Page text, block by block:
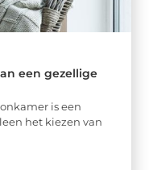
een gezellige
is een
het kiezen van